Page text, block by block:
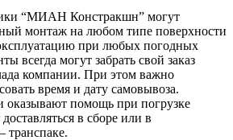
“МИАН Констракшн” могут
монтаж на любом типе поверхности
при любых погодных
всегда могут забрать свой заказ
компании. При этом важно
время и дату самовывоза.
оказывают помощь при погрузке
в сборе или в
транспаке.